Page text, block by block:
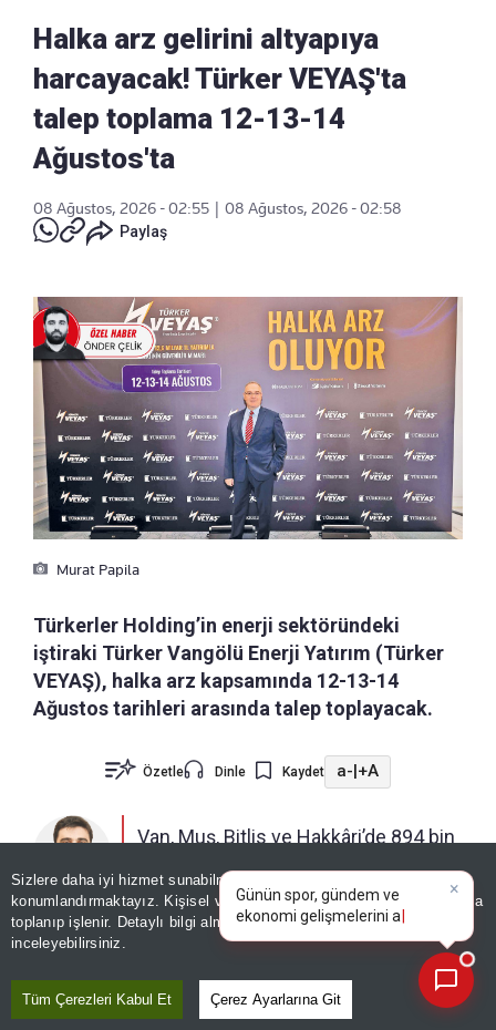
Sizlere daha iyi hizmet sunabilmek adına sitemizde
konumlandırmaktayız. Kişisel verileriniz, KVKK ve GDPR kapsamında
toplanıp işlenir. Detaylı bilgi almak içinAydınlatma Metnimizi
inceleyebilirsiniz.
Tüm Çerezleri Kabul Et Çerez Ayarlarına Git
Halka arz gelirini altyapıya
harcayacak! Türker VEYAŞ'ta
talep toplama 12-13-14
Ağustos'ta
08 Ağustos, 2026 - 02:55
08 Ağustos, 2026 - 02:58
Paylaş
Murat Papila
Türkerler Holding’in enerji sektöründeki
iştiraki Türker Vangölü Enerji Yatırım (Türker
VEYAŞ), halka arz kapsamında 12-13-14
Ağustos tarihleri arasında talep toplayacak.
Özetle Dinle Kaydet a-|+A
ÖNDER ÇELİK
Van, Muş, Bitlis ve Hakkâri’de 894 bin
544 tüketiciye elektrik dağıtım ve
perakende satış hizmeti sunan
şirketin pay başına satış fiyatı 136 TL
olarak belirlendi. Ek satış hakkının kullanılması
hâlinde halka arz büyüklüğü yaklaşık 10 milyar
540 milyon TL’ye ulaşacak.
×
Günün spor, gündem ve
ekonomi gelişmelerini analiz
edin!|